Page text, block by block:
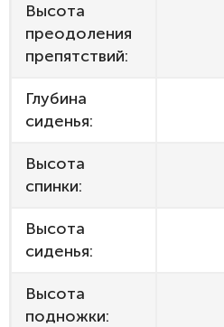
Высота
преодоления
препятствий:
Глубина
сиденья:
Высота
спинки:
Высота
сиденья:
Высота
подножки: